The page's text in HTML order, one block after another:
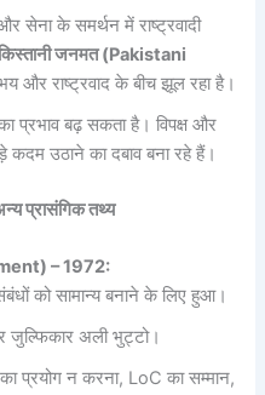
सेना के समर्थन में राष्ट्रवादी
जनमत (Pakistani
और राष्ट्रवाद के बीच झूल रहा है।
प्रभाव बढ़ सकता है। विपक्ष और
उठाने का दबाव बना रहे हैं।
प्रासंगिक तथ्य
– 1972:
को सामान्य बनाने के लिए हुआ।
जुल्फिकार अली भुट्टो।
का प्रयोग न करना, LoC का सम्मान,